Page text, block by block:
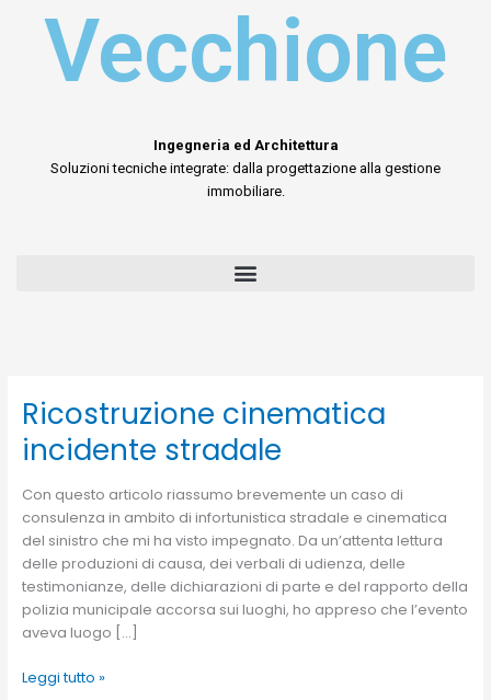
Vecchione
Ingegneria ed Architettura
Soluzioni tecniche integrate: dalla progettazione alla gestione
immobiliare.
Ricostruzione cinematica
incidente stradale
Con questo articolo riassumo brevemente un caso di
consulenza in ambito di infortunistica stradale e cinematica
del sinistro che mi ha visto impegnato. Da un’attenta lettura
delle produzioni di causa, dei verbali di udienza, delle
testimonianze, delle dichiarazioni di parte e del rapporto della
polizia municipale accorsa sui luoghi, ho appreso che l’evento
aveva luogo […]
Ricostruzione
cinematica
incidente
Leggi tutto »